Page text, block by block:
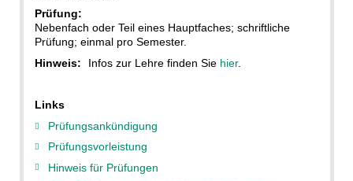
Prüfung:
Nebenfach oder Teil eines Hauptfaches; schriftliche
Prüfung; einmal pro Semester.
Hinweis:
Infos zur Lehre finden Sie hier.
Links
Prüfungsankündigung
Prüfungsvorleistung
Hinweis für Prüfungen